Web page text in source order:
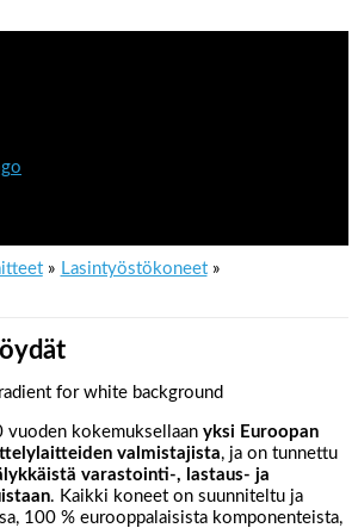
Lasintyöstökoneet
vuoden kokemuksellaan yksi Euroopan
valmistajista, ja on tunnettu
varastointi-, lastaus- ja
. Kaikki koneet on suunniteltu ja
100 % eurooppalaisista komponenteista,